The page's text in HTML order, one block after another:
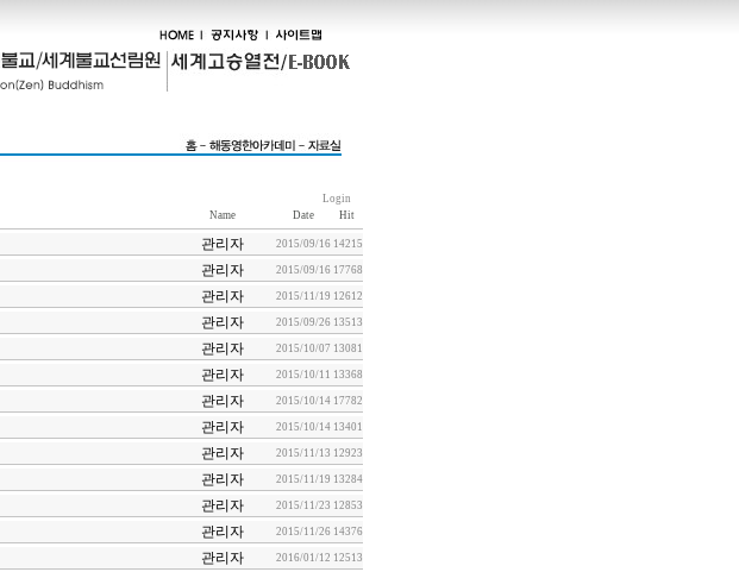
Login
Name Date Hit
관리자 2015/09/16 14215
관리자 2015/09/16 17768
관리자 2015/11/19 12612
관리자 2015/09/26 13513
관리자 2015/10/07 13081
관리자 2015/10/11 13368
관리자 2015/10/14 17782
관리자 2015/10/14 13401
관리자 2015/11/13 12923
관리자 2015/11/19 13284
관리자 2015/11/23 12853
관리자 2015/11/26 14376
관리자 2016/01/12 12513